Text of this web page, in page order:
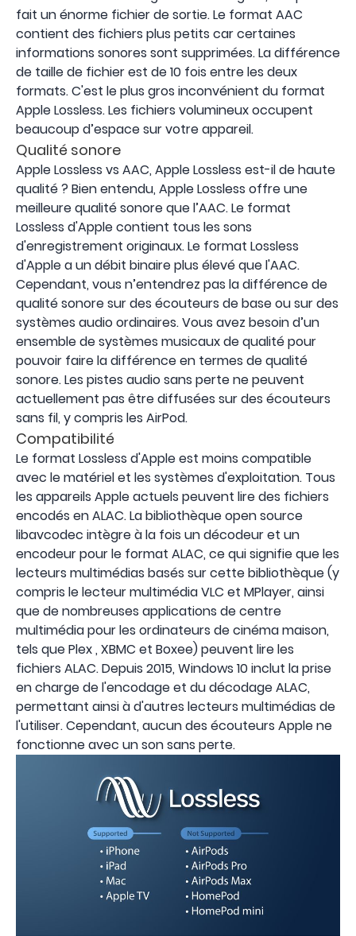
fait un énorme fichier de sortie. Le format AAC
contient des fichiers plus petits car certaines
informations sonores sont supprimées. La différence
de taille de fichier est de 10 fois entre les deux
formats. C'est le plus gros inconvénient du format
Apple Lossless. Les fichiers volumineux occupent
beaucoup d’espace sur votre appareil.
Qualité sonore
Apple Lossless vs AAC, Apple Lossless est-il de haute
qualité ? Bien entendu, Apple Lossless offre une
meilleure qualité sonore que l’AAC. Le format
Lossless d'Apple contient tous les sons
d'enregistrement originaux. Le format Lossless
d'Apple a un débit binaire plus élevé que l'AAC.
Cependant, vous n’entendrez pas la différence de
qualité sonore sur des écouteurs de base ou sur des
systèmes audio ordinaires. Vous avez besoin d’un
ensemble de systèmes musicaux de qualité pour
pouvoir faire la différence en termes de qualité
sonore. Les pistes audio sans perte ne peuvent
actuellement pas être diffusées sur des écouteurs
sans fil, y compris les AirPod.
Compatibilité
Le format Lossless d'Apple est moins compatible
avec le matériel et les systèmes d'exploitation. Tous
les appareils Apple actuels peuvent lire des fichiers
encodés en ALAC. La bibliothèque open source
libavcodec intègre à la fois un décodeur et un
encodeur pour le format ALAC, ce qui signifie que les
lecteurs multimédias basés sur cette bibliothèque (y
compris le lecteur multimédia VLC et MPlayer, ainsi
que de nombreuses applications de centre
multimédia pour les ordinateurs de cinéma maison,
tels que Plex , XBMC et Boxee) peuvent lire les
fichiers ALAC. Depuis 2015, Windows 10 inclut la prise
en charge de l'encodage et du décodage ALAC,
permettant ainsi à d'autres lecteurs multimédias de
l'utiliser. Cependant, aucun des écouteurs Apple ne
fonctionne avec un son sans perte.